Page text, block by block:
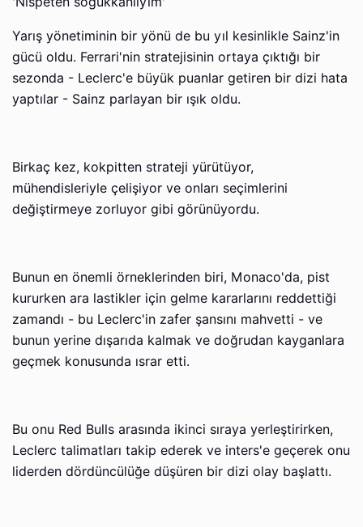
Yarış yönetiminin bir yönü de bu yıl kesinlikle Sainz'in
gücü oldu. Ferrari'nin stratejisinin ortaya çıktığı bir
sezonda - Leclerc'e büyük puanlar getiren bir dizi hata
yaptılar - Sainz parlayan bir ışık oldu.
Birkaç kez, kokpitten strateji yürütüyor,
mühendisleriyle çelişiyor ve onları seçimlerini
değiştirmeye zorluyor gibi görünüyordu.
Bunun en önemli örneklerinden biri, Monaco'da, pist
kururken ara lastikler için gelme kararlarını reddettiği
zamandı - bu Leclerc'in zafer şansını mahvetti - ve
bunun yerine dışarıda kalmak ve doğrudan kayganlara
geçmek konusunda ısrar etti.
Bu onu Red Bulls arasında ikinci sıraya yerleştirirken,
Leclerc talimatları takip ederek ve inters'e geçerek onu
liderden dördüncülüğe düşüren bir dizi olay başlattı.